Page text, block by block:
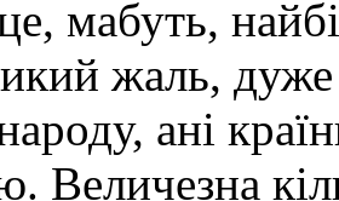
мабуть,
жаль,
ані
Величезна